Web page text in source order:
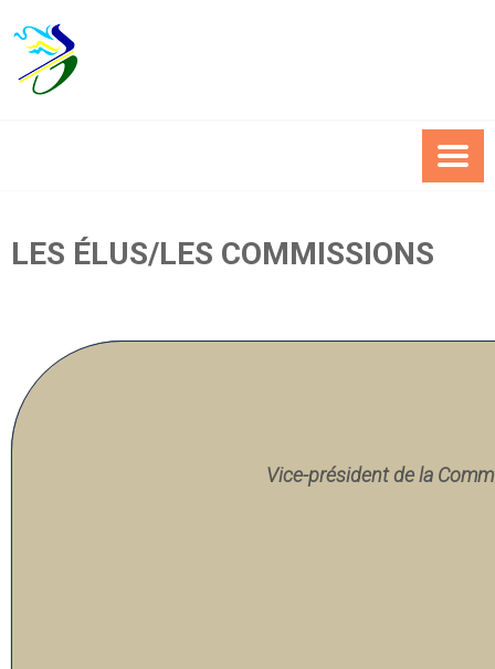
to
content
LES ÉLUS/LES COMMISSIONS
Vice-président de la